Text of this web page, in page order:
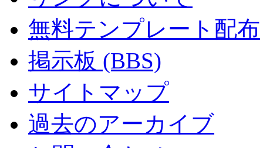
無料テンプレート配布
掲示板 (BBS)
サイトマップ
過去のアーカイブ